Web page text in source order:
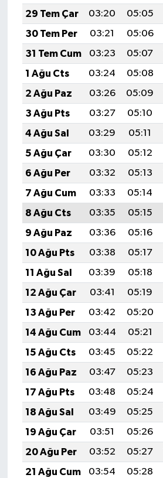
29 Tem Çar
03:20 05:05
30 Tem Per
03:21 05:06
31 Tem Cum
03:23 05:07
1 Ağu Cts
03:24 05:08
2 Ağu Paz
03:26 05:09
3 Ağu Pts
03:27 05:10
4 Ağu Sal
03:29 05:11
5 Ağu Çar
03:30 05:12
6 Ağu Per
03:32 05:13
7 Ağu Cum
03:33 05:14
8 Ağu Cts
03:35 05:15
9 Ağu Paz
03:36 05:16
10 Ağu Pts
03:38 05:17
11 Ağu Sal
03:39 05:18
12 Ağu Çar
03:41 05:19
13 Ağu Per
03:42 05:20
14 Ağu Cum
03:44 05:21
15 Ağu Cts
03:45 05:22
16 Ağu Paz
03:47 05:23
17 Ağu Pts
03:48 05:24
18 Ağu Sal
03:49 05:25
19 Ağu Çar
03:51 05:26
20 Ağu Per
03:52 05:27
21 Ağu Cum
03:54 05:28